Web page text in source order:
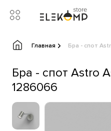
Главная Бра - спот
Бра - спот Astro
1286066